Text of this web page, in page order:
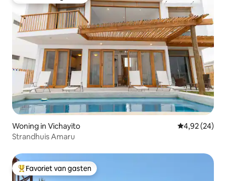
Woning in Vichayito Gemiddelde
4,92 (24)
Strandhuis Amaru
Topfavoriet van gasten
Favoriet van gasten